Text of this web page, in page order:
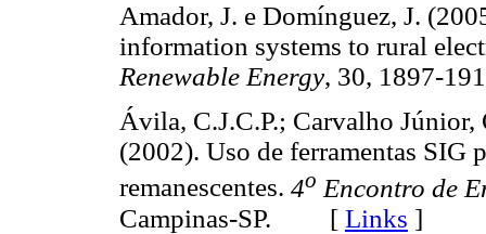
Amador, J. e Domínguez, J.
information systems to rural
Renewable Energy, 30,
Ávila, C.J.C.P.; Carvalho Júnior,
(2002). Uso de ferramentas SIG
remanescentes. 4o Encontro de
Campinas-SP. [ Links ]